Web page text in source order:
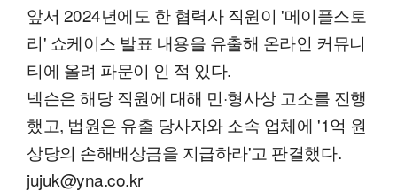
앞서 2024년에도 한 협력사 직원이 '메이플스토
리' 쇼케이스 발표 내용을 유출해 온라인 커뮤니
티에 올려 파문이 인 적 있다.
넥슨은 해당 직원에 대해 민·형사상 고소를 진행
했고, 법원은 유출 당사자와 소속 업체에 '1억 원
상당의 손해배상금을 지급하라'고 판결했다.
jujuk@yna.co.kr